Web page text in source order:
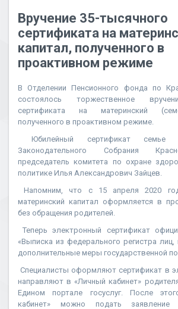
Вручение 35-тысячного
сертификата на
капитал, полученного в
проактивном режиме
В Отделении Пенсионного фонда по
состоялось торжественное
сертификата на материнский
полученного в проактивном режиме.
Юбилейный сертификат семье
Законодательного Собрания
председатель комитета по охране
политике Илья Александрович Зайцев.
Напомним, что с 15 апреля 2020
материнский капитал оформляется в
без обращения родителей.
Теперь электронный сертификат
«Выписка из федерального регистра
дополнительные меры государственной
Специалисты оформляют сертификат в
направляют в «Личный кабинет»
Едином портале госуслуг. После
кабинет» можно подать заявление